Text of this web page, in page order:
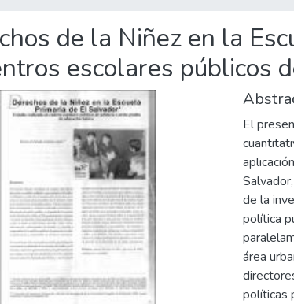
de la Niñez en la
escolares públicos
El
de la
política
área
políticas